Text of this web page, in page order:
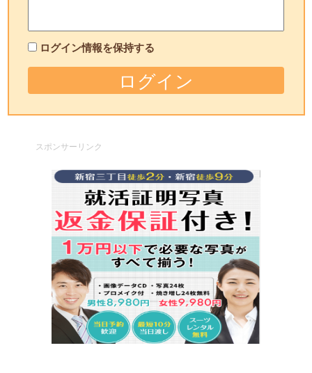
ログイン情報を保持する
スポンサーリンク